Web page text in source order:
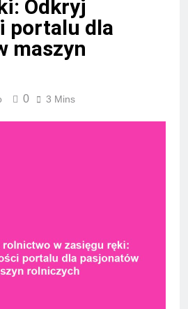
Odkryj
portalu dla
maszyn
0 3 Mins